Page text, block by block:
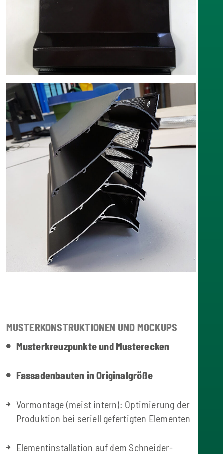
MUSTERKONSTRUKTIONEN UND MOCKUPS
Musterkreuzpunkte und Musterecken
Fassadenbauten in Originalgröße
Vormontage (meist intern): Optimierung der
Produktion bei seriell gefertigten Elementen
Elementinstallation auf dem Schneider-